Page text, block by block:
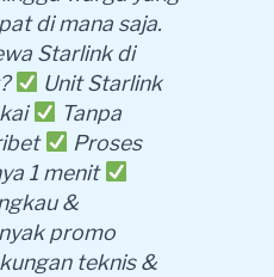
di mana saja.
Starlink di
Unit Starlink
Tanpa
Proses
1 menit
&
promo
teknis &